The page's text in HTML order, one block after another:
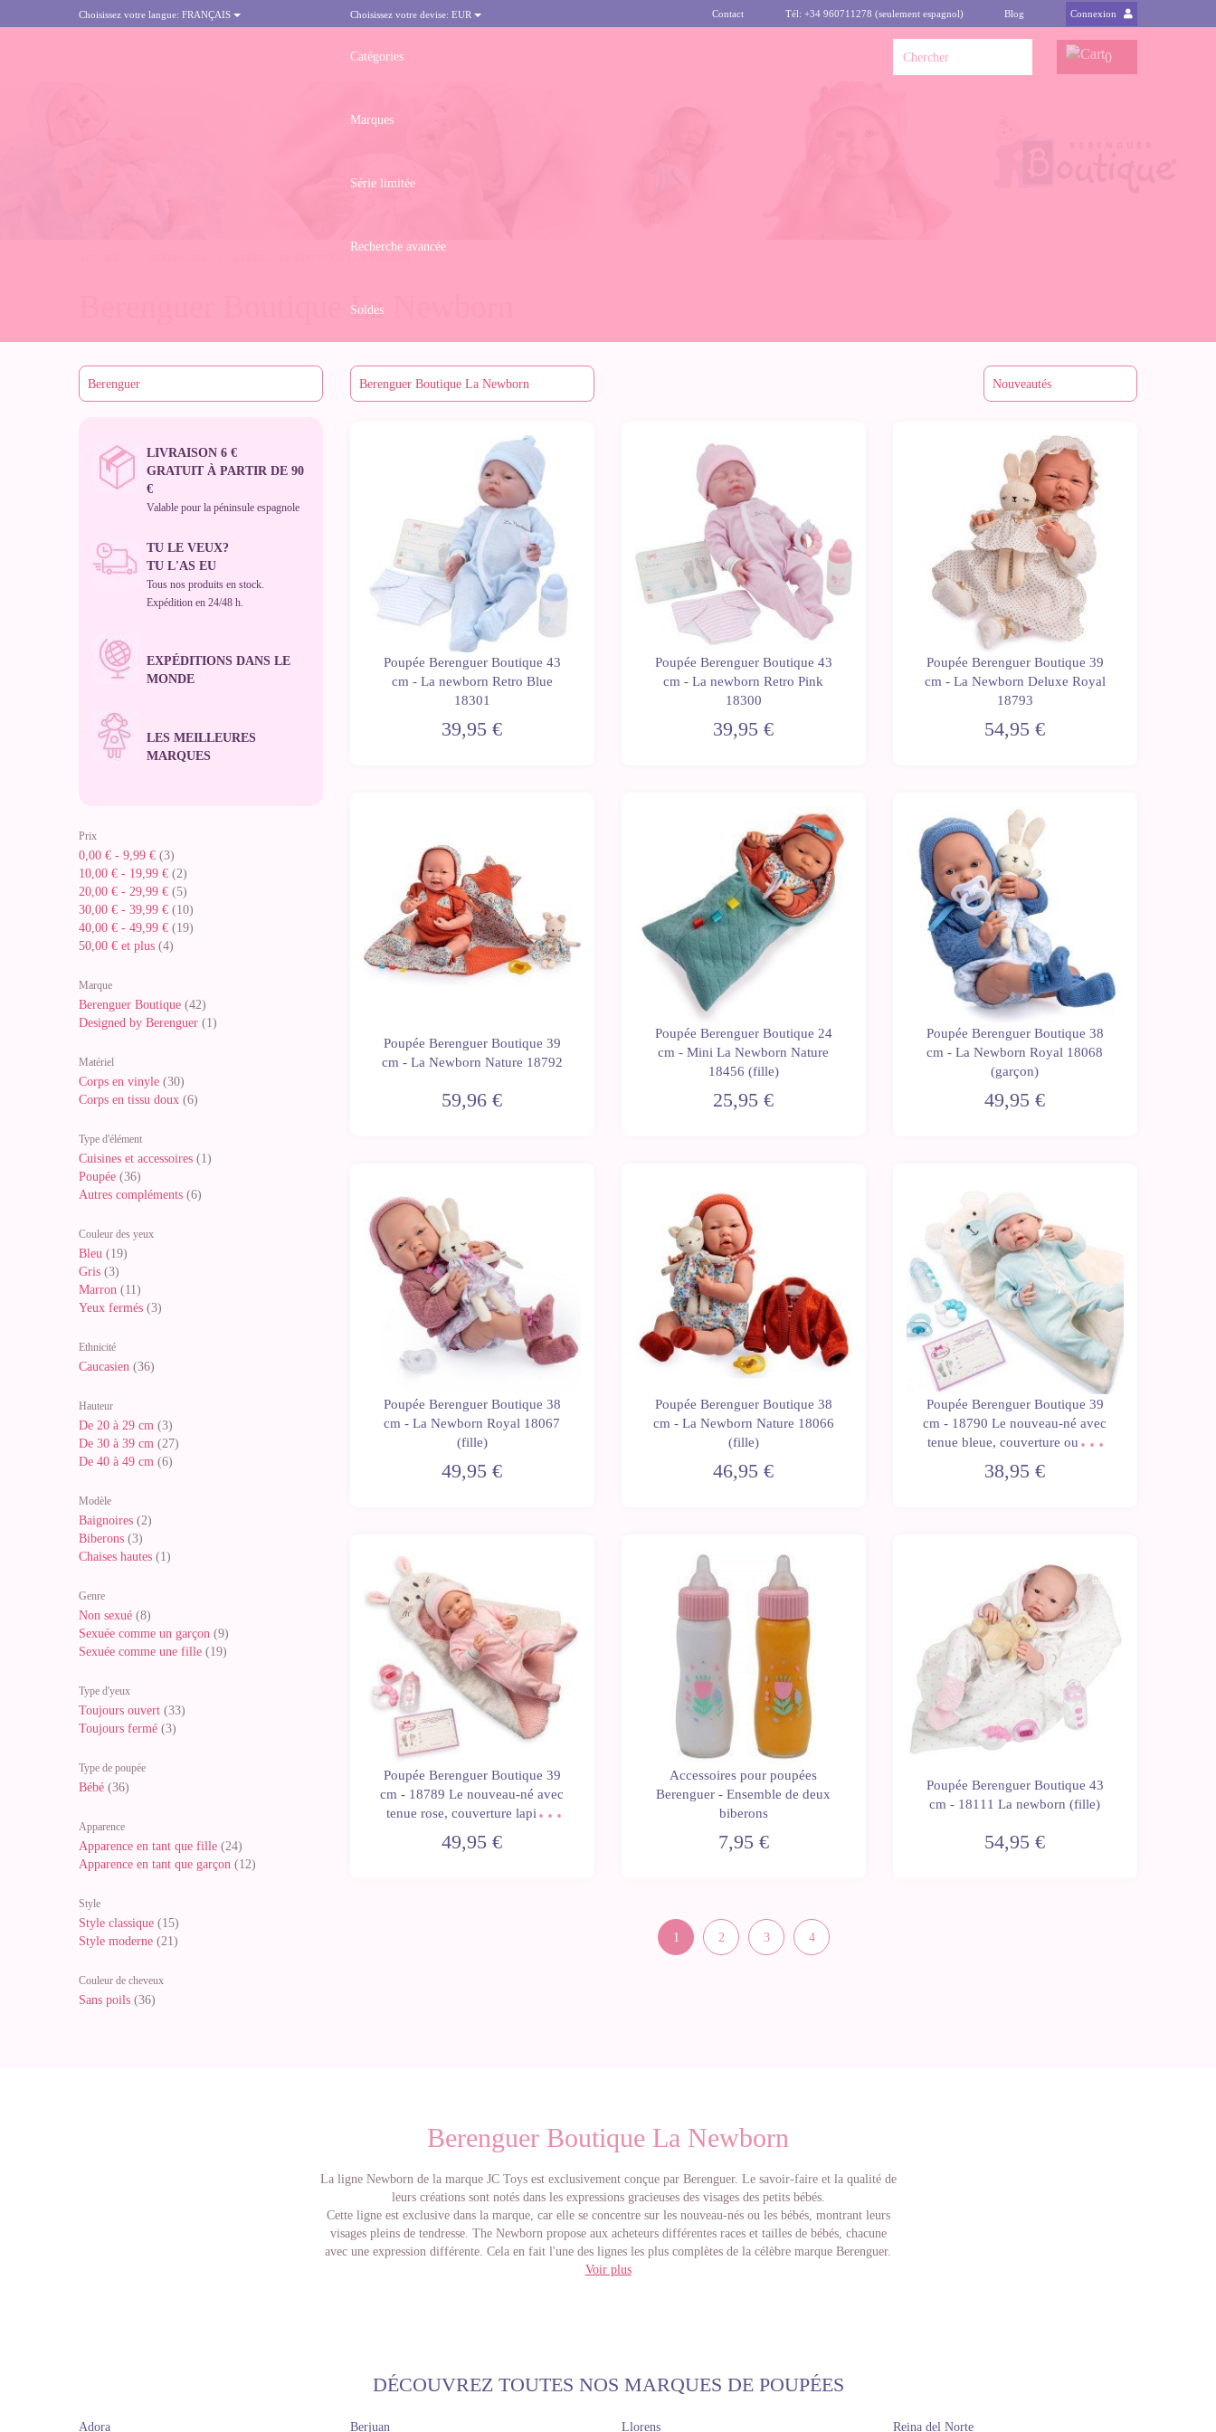
Choisissez votre langue: FRANÇAIS Choisissez votre devise: EUR Contact Tél: +34 960711278 (seulement espagnol) Blog Connexion
Catégories
Marques
Série limitée
Recherche avancée
Soldes
0
Berenguer Boutique La Newborn
LIVRAISON 6 €
GRATUIT À PARTIR DE 90
€
Valable pour la péninsule espagnole
TU LE VEUX?
TU L'AS EU
Tous nos produits en stock.
Expédition en 24/48 h.
EXPÉDITIONS DANS LE
MONDE
LES MEILLEURES
MARQUES
Prix
0,00 € - 9,99 € (3)
10,00 € - 19,99 € (2)
20,00 € - 29,99 € (5)
30,00 € - 39,99 € (10)
40,00 € - 49,99 € (19)
50,00 € et plus (4)
Marque
Berenguer Boutique (42)
Designed by Berenguer (1)
Matériel
Corps en vinyle (30)
Corps en tissu doux (6)
Type d'élément
Cuisines et accessoires (1)
Poupée (36)
Autres compléments (6)
Couleur des yeux
Bleu (19)
Gris (3)
Marron (11)
Yeux fermés (3)
Ethnicité
Caucasien (36)
Hauteur
De 20 à 29 cm (3)
De 30 à 39 cm (27)
De 40 à 49 cm (6)
Modèle
Baignoires (2)
Biberons (3)
Chaises hautes (1)
Genre
Non sexué (8)
Sexuée comme un garçon (9)
Sexuée comme une fille (19)
Type d'yeux
Toujours ouvert (33)
Toujours fermé (3)
Type de poupée
Bébé (36)
Apparence
Apparence en tant que fille (24)
Apparence en tant que garçon (12)
Style
Style classique (15)
Style moderne (21)
Couleur de cheveux
Sans poils (36)
Poupée Berenguer Boutique 43
cm - La newborn Retro Blue
18301
39,95 €
Poupée Berenguer Boutique 43
cm - La newborn Retro Pink
18300
39,95 €
Poupée Berenguer Boutique 39
cm - La Newborn Deluxe Royal
18793
54,95 €
Poupée Berenguer Boutique 39
cm - La Newborn Nature 18792
59,96 €
Poupée Berenguer Boutique 24
cm - Mini La Newborn Nature
18456 (fille)
25,95 €
Poupée Berenguer Boutique 38
cm - La Newborn Royal 18068
(garçon)
49,95 €
Poupée Berenguer Boutique 38
cm - La Newborn Royal 18067
(fille)
49,95 €
Poupée Berenguer Boutique 38
cm - La Newborn Nature 18066
(fille)
46,95 €
Poupée Berenguer Boutique 39
cm - 18790 Le nouveau-né avec
tenue bleue, couverture ours et
accessoires
38,95 €
Poupée Berenguer Boutique 39
cm - 18789 Le nouveau-né avec
tenue rose, couverture lapin et
accessoires
49,95 €
Accessoires pour poupées
Berenguer - Ensemble de deux
biberons
7,95 €
unités
Poupée Berenguer Boutique 43
cm - 18111 La newborn (fille)
54,95 €
1 2 3 4
Berenguer Boutique La Newborn
La ligne Newborn de la marque JC Toys est exclusivement conçue par Berenguer. Le savoir-faire et la qualité de
leurs créations sont notés dans les expressions gracieuses des visages des petits bébés.
Cette ligne est exclusive dans la marque, car elle se concentre sur les nouveau-nés ou les bébés, montrant leurs
visages pleins de tendresse. The Newborn propose aux acheteurs différentes races et tailles de bébés, chacune
avec une expression différente. Cela en fait l'une des lignes les plus complètes de la célèbre marque Berenguer.
Un autre fait curieux à propos de cette ligne est sa variante de The Newborn Moments, où l'on retrouve des bébés
robes, assortis à leurs looks, attirent l'attention sur quiconque s'arrête pour les observer.
Leurs vêtements, tout comme leur design et leurs matières, sont faits à la main et de grande qualité. Le vinyle est
Voir plus
DÉCOUVREZ TOUTES NOS MARQUES DE POUPÉES
Adora
Berjuan
Llorens
Reina del Norte